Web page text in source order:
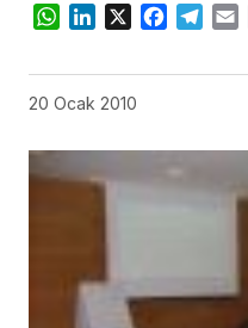
WhatsApp
LinkedIn
X
20 Ocak 2010